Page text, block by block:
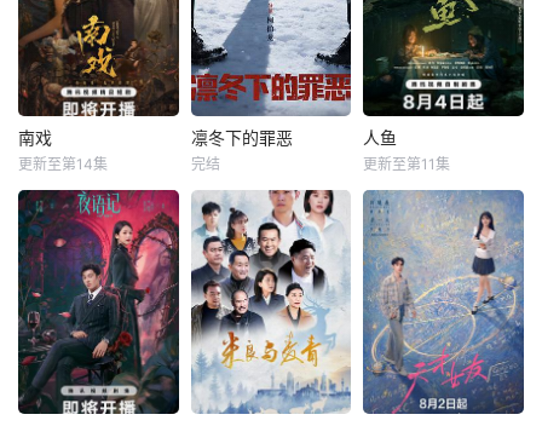
感，以及他们在复
杂局势中坚守初
心、勇敢面对困难
的爱情故事。通过
剧中主人公在成长
的道路上，经历复
杂的人物关系和情
如何捉弄，真正
上》。 现代少
女奚圆（姜贞羽
饰）因意外踏入玄
机界，继而卷入虎
云国内乱的漩涡，
身陷重重危机，而
在一次次险象环生
份逐渐浮出水面，
她体内的凤
复仇的受害者；临
终前与遗憾和解的
“无用之人”；共享
同一具躯体的人格
“刮刮乐”；病床前
不离不弃的“紧急联
络人”；产后抑郁中
南戏
军阀混战的民国奉
城，玉佛头离奇失
窃，戏班主横尸戏
台，将冷血少帅许
又安与昆曲名伶荣
筱楠推向不死不休
的对立绝境。而他
们不知，对方正是
自己苦寻多年的患
南戏
更新至第14集
凛冬下的罪恶
吴昊宸
本剧讲述了90年代
末，怒河市刑侦支
队在无普及监控、
无DNA鉴定技术的
支持下，通过摸
排、勘查等传统刑
侦手段，接连破获
数起重案要案的艰
凛冬下的罪恶
完结
人鱼
就读于职业中学培
训部的花季女生苏
琳（黄杨钿甜
饰），虽自小被父
母忽视，在艰苦环
境中长大，但她始
终刻苦学习，憧憬
未来。为此，苏琳
苦练口语并争取到
人鱼
更新至第11集